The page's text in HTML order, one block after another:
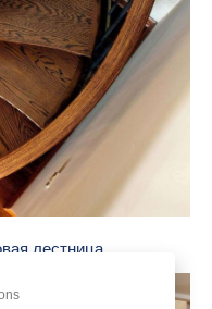
лестница